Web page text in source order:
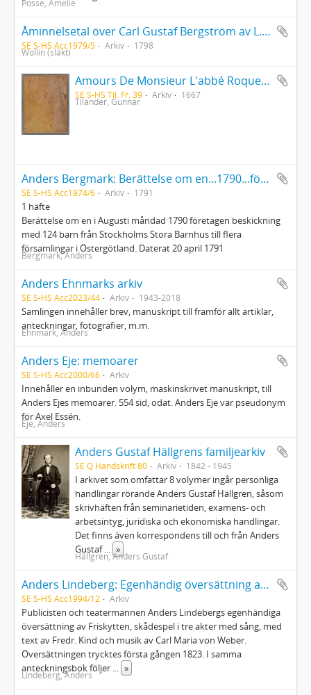
Posse, Amelie
Åminnelsetal över Carl Gustaf Bergström av L. Wollin 1798. Kopia med transkription, noter och biografiska data av Gustaf Adolf Wolin
SE S-HS Acc1979/5 Arkiv 1798
Wollin (släkt)
Amours De Monsieur L'abbé Roquette avec Mademoiselle de Montauzier par Monsieur L'abbé Le Camus 1667
SE S-HS Til. Fr. 39 Arkiv 1667
Tilander, Gunnar
Anders Bergmark: Berättelse om en...1790...företagen beskickning med 124 barn från Stockholms stora barnhus...
SE S-HS Acc1974/6 Arkiv 1791
1 häfte
Berättelse om en i Augusti måndad 1790 företagen beskickning
med 124 barn från Stockholms Stora Barnhus till flera
församlingar i Östergötland. Daterat 20 april 1791
Bergmark, Anders
Anders Ehnmarks arkiv
SE S-HS Acc2023/44 Arkiv 1943-2018
Samlingen innehåller brev, manuskript till framför allt artiklar,
anteckningar, fotografier, m.m.
Ehnmark, Anders
Anders Eje: memoarer
SE S-HS Acc2000/66 Arkiv
Innehåller en inbunden volym, maskinskrivet manuskript, till
Anders Ejes memoarer. 554 sid, odat. Anders Eje var pseudonym
för Axel Essén.
Eje, Anders
Anders Gustaf Hällgrens familjearkiv
SE Q Handskrift 80 Arkiv 1842 - 1945
I arkivet som omfattar 8 volymer ingår personliga
handlingar rörande Anders Gustaf Hällgren, såsom
skrivhäften från seminarietiden, examens- och
arbetsintyg, juridiska och ekonomiska handlingar.
Det finns även korrespondens till och från Anders
Gustaf... »
Hällgren, Anders Gustaf
Anders Lindeberg: Egenhändig översättning av Friskytten
SE S-HS Acc1994/12 Arkiv
Publicisten och teatermannen Anders Lindebergs egenhändiga
översättning av Friskytten, skådespel i tre akter med sång, med
text av Fredr. Kind och musik av Carl Maria von Weber.
Översättningen trycktes första gången 1823. I samma
anteckningsbok följer ... »
Lindeberg, Anders